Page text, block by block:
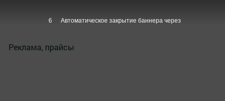
Реклама, прайсы
4 Автоматическое закрытие баннера через